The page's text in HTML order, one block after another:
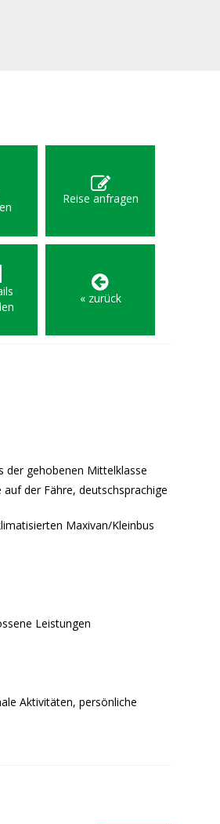
Reise anfragen
« zurück
der gehobenen Mittelklasse
der Fähre, deutschsprachige
Maxivan/Kleinbus
Leistungen
Aktivitäten, persönliche